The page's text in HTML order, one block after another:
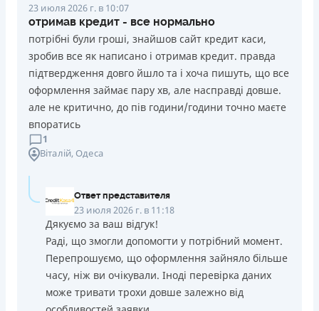
23 июля 2026 г. в 10:07
отримав кредит - все нормально
потрібні були гроші, знайшов сайт кредит каси,
зробив все як написано і отримав кредит. правда
підтвердження довго йшло та і хоча пишуть, що все
оформлення займає пару хв, але насправді довше.
але не критично, до пів години/години точно маєте
впоратись
1
Віталій, Одеса
Ответ представителя
23 июля 2026 г. в 11:18
Дякуємо за ваш відгук!
Раді, що змогли допомогти у потрібний момент.
Перепрошуємо, що оформлення зайняло більше
часу, ніж ви очікували. Іноді перевірка даних
може тривати трохи довше залежно від